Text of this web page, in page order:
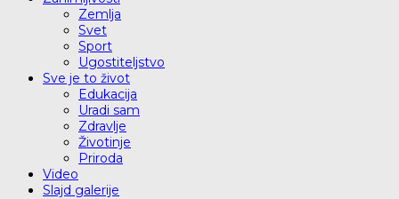
Zemlja
Svet
Sport
Ugostiteljstvo
Sve je to život
Edukacija
Uradi sam
Zdravlje
Životinje
Priroda
Video
Slajd galerije